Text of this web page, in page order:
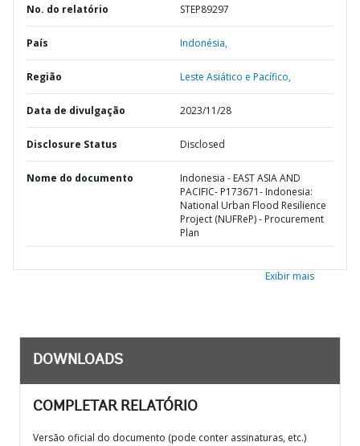
No. do relatório STEP89297
País Indonésia,
Região Leste Asiático e Pacífico,
Data de divulgação 2023/11/28
Disclosure Status Disclosed
Nome do documento
Indonesia - EAST ASIA AND
PACIFIC- P173671- Indonesia:
National Urban Flood Resilience
Project (NUFReP) - Procurement
Plan
Exibir mais
DOWNLOADS
COMPLETAR RELATÓRIO
Versão oficial do documento (pode conter assinaturas, etc.)